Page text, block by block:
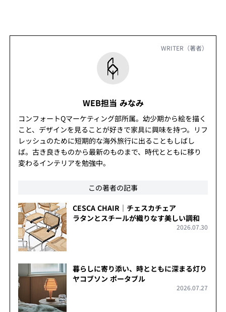
WRITER（著者）
WEB担当 みなみ
コンフォートQマーケティング部所属。幼少期から絵を描く
こと、デザインを見ることが好きで家具に興味を持つ。リフ
レッシュのために短期的な海外旅行に出ることもしばし
ば。古き良きものから最新のものまで、時代とともに移り
変わるインテリアを勉強中。
この著者の記事
CESCA CHAIR｜チェスカチェア
ラタンとスチールが織りなす美しい調和
2026.07.30
暮らしに寄り添い、時とともに深まる灯り
ヤコブソン ポータブル
2026.07.27